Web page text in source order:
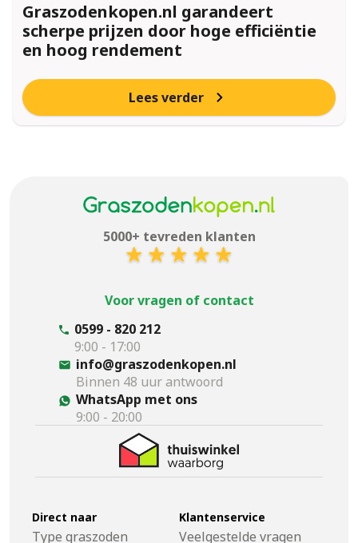
Graszodenkopen.nl garandeert
scherpe prijzen door hoge efficiëntie
en hoog rendement
Lees verder
5000+ tevreden klanten
Voor vragen of contact
0599 - 820 212
9:00 - 17:00
info@graszodenkopen.nl
Binnen 48 uur antwoord
WhatsApp met ons
9:00 - 20:00
Direct naar
Type graszoden
Klantenservice
Veelgestelde vragen